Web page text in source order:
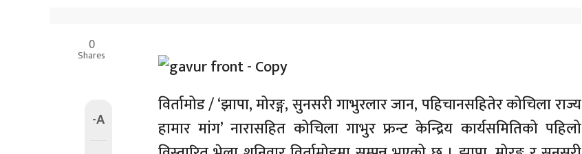
0
Shares
-A
विर्तामोड / ‘झापा, मोरङ्ग, सुनसरी गाभुरलार जान, पहिचानसहितेर कोचिला राज्य
हामार मांग’ नारासहित कोचिला गाभुर फ्रन्ट केन्द्रिय कार्यसमितिको पहिलो